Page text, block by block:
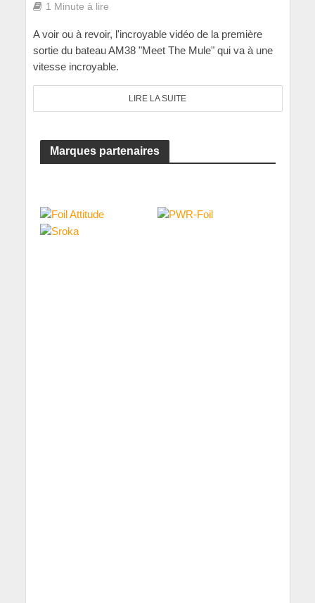
1 Minute à lire
A voir ou à revoir, l'incroyable vidéo de la première
sortie du bateau AM38 "Meet The Mule" qui va à une
vitesse incroyable.
LIRE LA SUITE
Marques partenaires